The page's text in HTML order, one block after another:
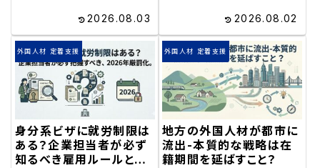
2026.08.03 2026.08.02
外国人材 定着支援
身分系ビザに就労制限は
ある？企業担当者が必ず
知るべき雇用ルールと
外国人材 定着支援
地方の外国人材が都市に
流出-本質的な戦略は在
籍期間を延ばすこと？